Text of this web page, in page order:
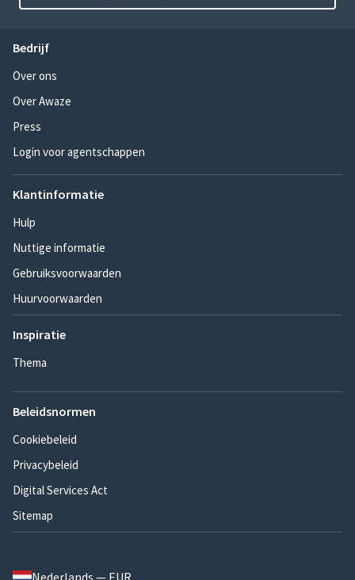
Bedrijf
Over ons
Over Awaze
Press
Login voor agentschappen
Klantinformatie
Hulp
Nuttige informatie
Gebruiksvoorwaarden
Huurvoorwaarden
Inspiratie
Thema
Beleidsnormen
Cookiebeleid
Privacybeleid
Digital Services Act
Sitemap